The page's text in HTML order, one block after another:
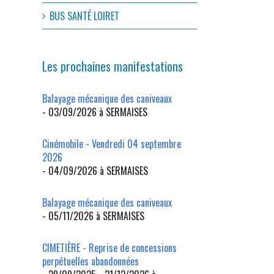
BUS SANTÉ LOIRET
Les prochaines manifestations
Balayage mécanique des caniveaux
- 03/09/2026 à SERMAISES
Cinémobile - Vendredi 04 septembre
2026
- 04/09/2026 à SERMAISES
Balayage mécanique des caniveaux
- 05/11/2026 à SERMAISES
CIMETIÈRE - Reprise de concessions
perpétuelles abandonnées